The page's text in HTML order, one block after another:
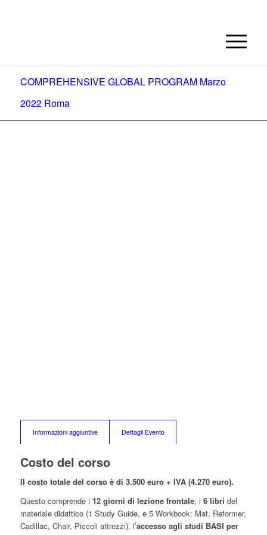
COMPREHENSIVE GLOBAL PROGRAM Marzo
2022 Roma
Informazioni aggiuntive Dettagli Evento
Costo del corso
Il costo totale del corso è di 3.500 euro + IVA (4.270 euro).
Questo comprende i 12 giorni di lezione frontale, i 6 libri del
materiale didattico (1 Study Guide, e 5 Workbook: Mat, Reformer,
Cadillac, Chair, Piccoli attrezzi), l’accesso agli studi BASI per